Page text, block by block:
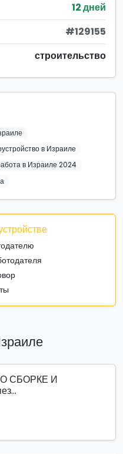
12 дней
#129155
строительство
в Израиле
в Израиле 2024
СБОРКЕ И